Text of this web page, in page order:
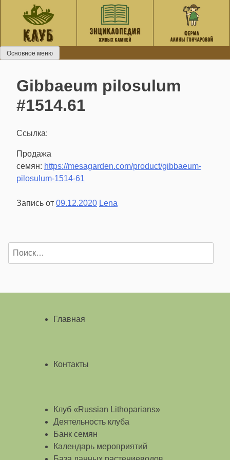
содержанию
Основное меню
Gibbaeum pilosulum
#1514.61
Ссылка:
Продажа
семян: https://mesagarden.com/product/gibbaeum-
pilosulum-1514-61
Запись от 09.12.2020 Lena
Найти:
Главная
Контакты
Клуб «Russian Lithoparians»
Деятельность клуба
Банк семян
Календарь мероприятий